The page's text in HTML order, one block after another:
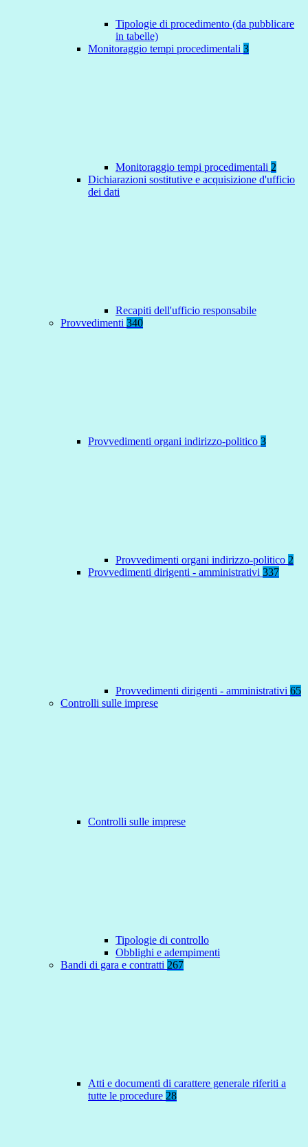
Tipologie di procedimento (da pubblicare
in tabelle)
Monitoraggio tempi procedimentali 3
Monitoraggio tempi procedimentali 2
Dichiarazioni sostitutive e acquisizione d'ufficio
dei dati
Recapiti dell'ufficio responsabile
Provvedimenti 340
Provvedimenti organi indirizzo-politico 3
Provvedimenti organi indirizzo-politico 2
Provvedimenti dirigenti - amministrativi 337
Provvedimenti dirigenti - amministrativi 65
Controlli sulle imprese
Controlli sulle imprese
Tipologie di controllo
Obblighi e adempimenti
Bandi di gara e contratti 267
Atti e documenti di carattere generale riferiti a
tutte le procedure 28